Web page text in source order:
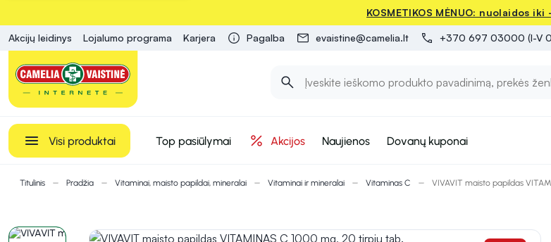
KOSMETIKOS MĖNUO: nuolaidos iki
Akcijų leidinys Lojalumo programa Karjera Pagalba evaistine@camelia.lt +370 697 03000 (I-V
Visi produktai Top pasiūlymai Akcijos Naujienos Dovanų kuponai
Titulinis Pradžia Vitaminai, maisto papildai, mineralai Vitaminai ir mineralai Vitaminas C VIVAVIT maisto papildas